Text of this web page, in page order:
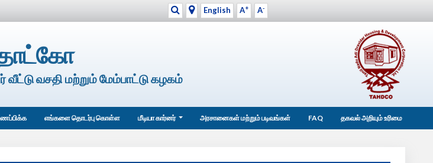
English A+ A-
வீட்டு வசதி மற்றும் மேம்பாட்டு கழகம்
எங்களை தொடர்பு கொள்ள மீடியா கார்னர் அரசானைகள் மற்றும் படிவங்கள் FAQ தகவல் அறியும் உரிமை